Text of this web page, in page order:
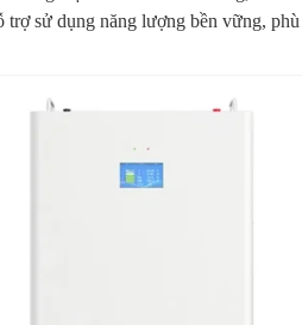
sử dụng năng lượng bền vững,